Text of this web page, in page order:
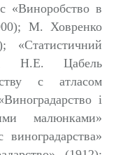
«Виноробство в
М. Ховренко
«Статистичний
Н.Е. Цабель
с атласом
і
малюнками»